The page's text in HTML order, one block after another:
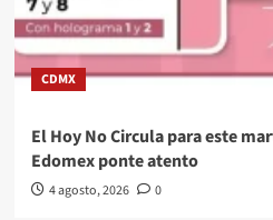
CDMX
El Hoy No Circula para este
Edomex ponte atento
4 agosto, 2026 0